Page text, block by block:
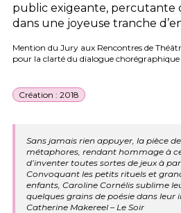
public exigeante, percutante
dans une joyeuse tranche
Mention du Jury aux Rencontres de
pour la clarté du dialogue chorégraphique
Création : 2018
Sans jamais rien appuyer, la pièce
métaphores, rendant hommage à
d’inventer toutes sortes de jeux à
Convoquant les petits rituels et
enfants, Caroline Cornélis sublime
quelques grains de poésie dans leur
Catherine Makereel – Le Soir